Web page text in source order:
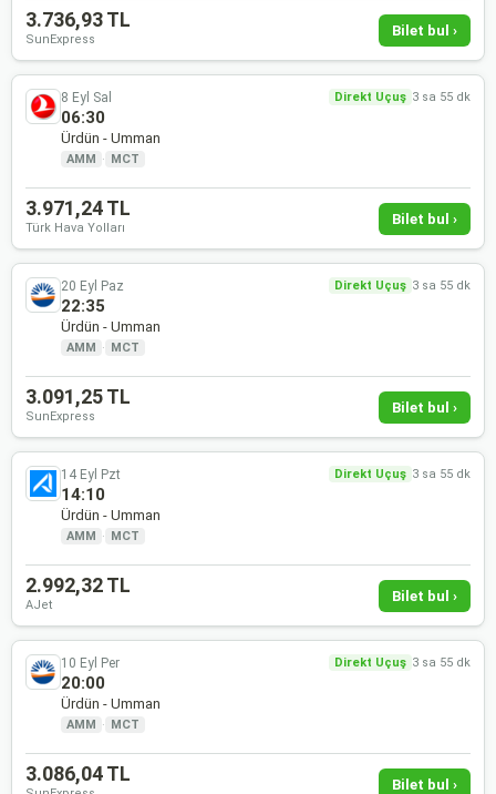
3.736,93 TL
SunExpress
Bilet bul ›
8 Eyl Sal Direkt Uçuş 3 sa 55 dk
06:30
Ürdün - Umman
AMM · MCT
3.971,24 TL
Türk Hava Yolları
Bilet bul ›
20 Eyl Paz Direkt Uçuş 3 sa 55 dk
22:35
Ürdün - Umman
AMM · MCT
3.091,25 TL
SunExpress
Bilet bul ›
14 Eyl Pzt Direkt Uçuş 3 sa 55 dk
14:10
Ürdün - Umman
AMM · MCT
2.992,32 TL
AJet
Bilet bul ›
10 Eyl Per Direkt Uçuş 3 sa 55 dk
20:00
Ürdün - Umman
AMM · MCT
3.086,04 TL Bilet bul ›